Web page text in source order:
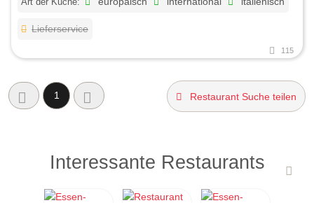
Lieferservice
115
1 Restaurant Suche teilen
Interessante Restaurants